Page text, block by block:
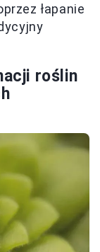
łapanie
roślin